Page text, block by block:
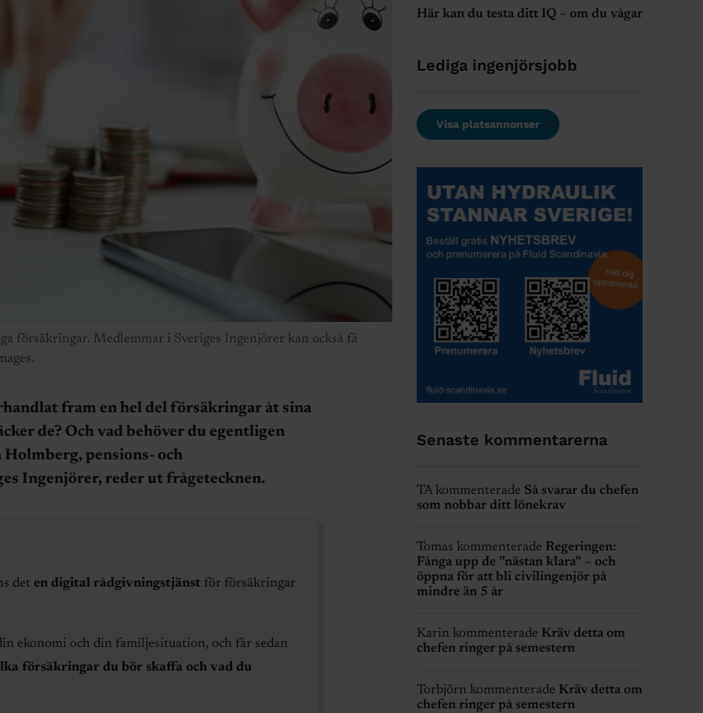
försäkringar. Medlemmar i Sveriges Ingenjörer kan också få
fram en hel del försäkringar åt sina
de? Och vad behöver du egentligen
pensions- och
Ingenjörer, reder ut frågetecknen.
det en digital rådgivningstjänstför försäkringar
ekonomi och din familjesituation, och får sedan
försäkringar du bör skaffa och vad du
Här kan du testa ditt IQ – om du vågar
Lediga ingenjörsjobb
Visa platsannonser
Senaste kommentarerna
TA kommenterade Så svarar du chefen
som nobbar ditt lönekrav
Tomas kommenterade Regeringen:
Fånga upp de ”nästan klara” – och
öppna för att bli civilingenjör på
mindre än 5 år
Karin kommenterade Kräv detta om
chefen ringer på semestern
Torbjörn kommenterade Kräv detta om
chefen ringer på semestern